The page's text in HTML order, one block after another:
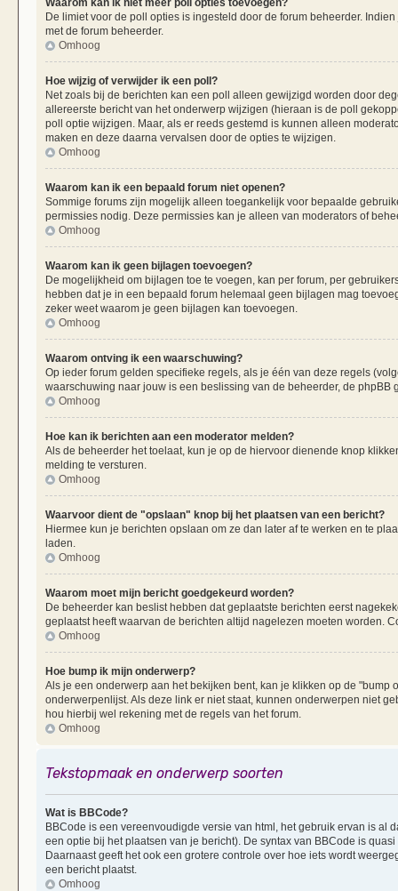
De limiet voor de poll opties is ingesteld door de forum beheerder.
met de forum beheerder.
Omhoog
Hoe wijzig of verwijder ik een poll?
Net zoals bij de berichten kan een poll alleen gewijzigd worden door
allereerste bericht van het onderwerp wijzigen (hieraan is de poll
poll optie wijzigen. Maar, als er reeds gestemd is kunnen alleen
maken en deze daarna vervalsen door de opties te wijzigen.
Omhoog
Waarom kan ik een bepaald forum niet openen?
Sommige forums zijn mogelijk alleen toegankelijk voor bepaalde
permissies nodig. Deze permissies kan je alleen van moderators of
Omhoog
Waarom kan ik geen bijlagen toevoegen?
De mogelijkheid om bijlagen toe te voegen, kan per forum, per
hebben dat je in een bepaald forum helemaal geen bijlagen mag
zeker weet waarom je geen bijlagen kan toevoegen.
Omhoog
Waarom ontving ik een waarschuwing?
Op ieder forum gelden specifieke regels, als je één van deze regels
waarschuwing naar jouw is een beslissing van de beheerder, de phpBB
Omhoog
Hoe kan ik berichten aan een moderator melden?
Als de beheerder het toelaat, kun je op de hiervoor dienende knop
melding te versturen.
Omhoog
Waarvoor dient de "opslaan" knop bij het plaatsen van een bericht?
Hiermee kun je berichten opslaan om ze dan later af te werken en te
laden.
Omhoog
Waarom moet mijn bericht goedgekeurd worden?
De beheerder kan beslist hebben dat geplaatste berichten eerst
geplaatst heeft waarvan de berichten altijd nagelezen moeten worden.
Omhoog
Hoe bump ik mijn onderwerp?
Als je een onderwerp aan het bekijken bent, kan je klikken op de
onderwerpenlijst. Als deze link er niet staat, kunnen onderwerpen niet
hou hierbij wel rekening met de regels van het forum.
Omhoog
Tekstopmaak en onderwerp soorten
Wat is BBCode?
BBCode is een vereenvoudigde versie van html, het gebruik ervan is al
een optie bij het plaatsen van je bericht). De syntax van BBCode is
Daarnaast geeft het ook een grotere controle over hoe iets wordt
een bericht plaatst.
Omhoog